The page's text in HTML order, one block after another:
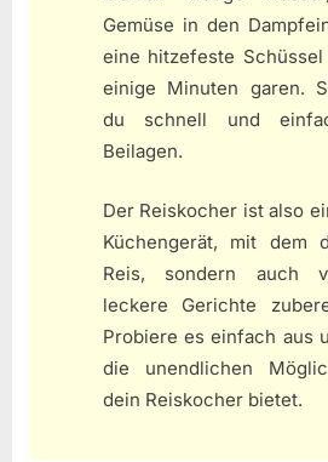
Gemüse in den
eine hitzefeste
einige Minuten garen.
du schnell und
Beilagen.
Der Reiskocher ist also
Küchengerät, mit dem
Reis, sondern auch
leckere Gerichte
Probiere es einfach aus
die unendlichen
dein Reiskocher bietet.